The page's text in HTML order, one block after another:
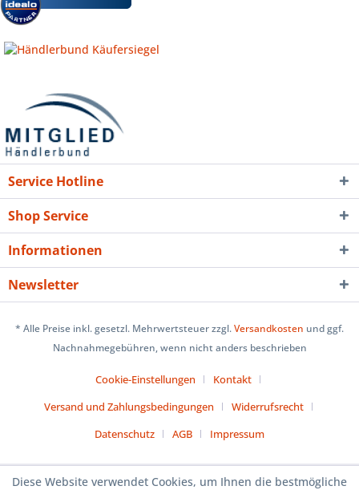
Service Hotline
Shop Service
Informationen
Newsletter
* Alle Preise inkl. gesetzl. Mehrwertsteuer zzgl.Versandkosten und ggf.
Nachnahmegebühren, wenn nicht anders beschrieben
Cookie-Einstellungen
Kontakt
Versand und Zahlungsbedingungen
Widerrufsrecht
Datenschutz
AGB Impressum
Diese Website verwendet Cookies, um Ihnen die bestmögliche